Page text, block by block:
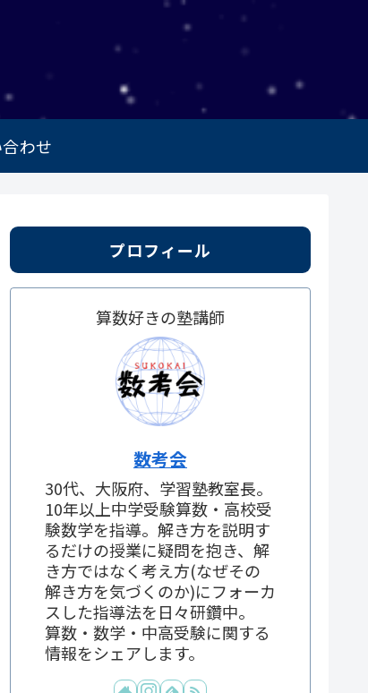
わせ
プロフィール
算数好きの塾講師
数考会
30代、大阪府、学習塾教室長。
10年以上中学受験算数・高校受
験数学を指導。解き方を説明す
るだけの授業に疑問を抱き、解
き方ではなく考え方(なぜその
解き方を気づくのか)にフォーカ
スした指導法を日々研鑽中。
算数・数学・中高受験に関する
情報をシェアします。